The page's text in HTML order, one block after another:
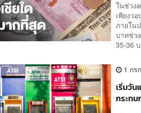
ในช่วง
เพียงว
ภายใน
บาทช่ว
35-36
1 กร
เริ่มวั
กระท